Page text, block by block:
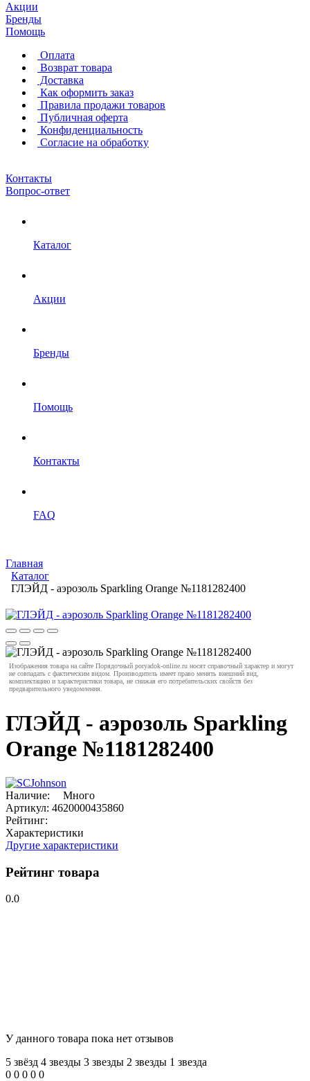
Акции
Бренды
Помощь
Оплата
Возврат товара
Доставка
Как оформить заказ
Правила продажи товаров
Публичная оферта
Конфиденциальность
Согласие на обработку
Контакты
Вопрос-ответ
Каталог
Акции
Бренды
Помощь
Контакты
FAQ
Главная
Каталог
ГЛЭЙД - аэрозоль Sparkling Orange №1181282400
Изображения товара на сайте Порядочный poryadok-online.ru носят справочный характер и могут
не совпадать с фактическим видом. Производитель имеет право менять внешний вид,
комплектацию и характеристики товара, не снижая его потребительских свойств без
предварительного уведомления.
ГЛЭЙД - аэрозоль Sparkling
Orange №1181282400
Наличие:
Много
Артикул: 4620000435860
Рейтинг:
Характеристики
Другие характеристики
Рейтинг товара
0.0
У данного товара пока нет отзывов
5 звёзд 4 звeзды 3 звeзды 2 звeзды 1 звeзда
0 0 0 0 0